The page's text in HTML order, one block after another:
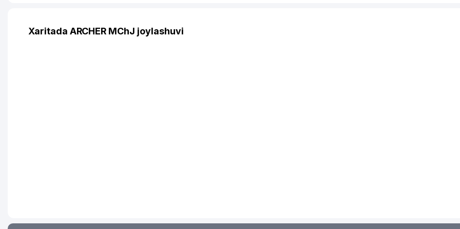
Xaritada ARCHER MChJ joylashuvi